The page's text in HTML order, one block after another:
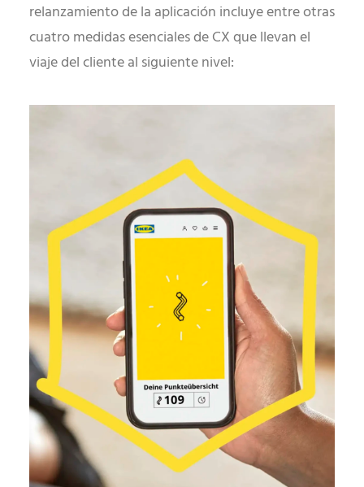
relanzamiento de la aplicación incluye entre otras
cuatro medidas esenciales de CX que llevan el
viaje del cliente al siguiente nivel: